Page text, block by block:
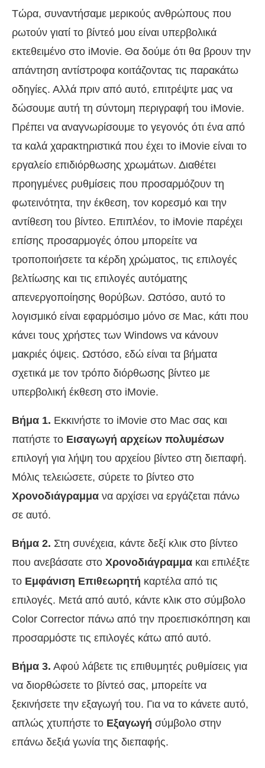
Τώρα, συναντήσαμε μερικούς ανθρώπους που
ρωτούν γιατί το βίντεό μου είναι υπερβολικά
εκτεθειμένο στο iMovie. Θα δούμε ότι θα βρουν την
απάντηση αντίστροφα κοιτάζοντας τις παρακάτω
οδηγίες. Αλλά πριν από αυτό, επιτρέψτε μας να
δώσουμε αυτή τη σύντομη περιγραφή του iMovie.
Πρέπει να αναγνωρίσουμε το γεγονός ότι ένα από
τα καλά χαρακτηριστικά που έχει το iMovie είναι το
εργαλείο επιδιόρθωσης χρωμάτων. Διαθέτει
προηγμένες ρυθμίσεις που προσαρμόζουν τη
φωτεινότητα, την έκθεση, τον κορεσμό και την
αντίθεση του βίντεο. Επιπλέον, το iMovie παρέχει
επίσης προσαρμογές όπου μπορείτε να
τροποποιήσετε τα κέρδη χρώματος, τις επιλογές
βελτίωσης και τις επιλογές αυτόματης
απενεργοποίησης θορύβων. Ωστόσο, αυτό το
λογισμικό είναι εφαρμόσιμο μόνο σε Mac, κάτι που
κάνει τους χρήστες των Windows να κάνουν
μακριές όψεις. Ωστόσο, εδώ είναι τα βήματα
σχετικά με τον τρόπο διόρθωσης βίντεο με
υπερβολική έκθεση στο iMovie.
Βήμα 1. Εκκινήστε το iMovie στο Mac σας και
πατήστε το Εισαγωγή αρχείων πολυμέσων
επιλογή για λήψη του αρχείου βίντεο στη διεπαφή.
Μόλις τελειώσετε, σύρετε το βίντεο στο
Χρονοδιάγραμμα να αρχίσει να εργάζεται πάνω
σε αυτό.
Βήμα 2. Στη συνέχεια, κάντε δεξί κλικ στο βίντεο
που ανεβάσατε στο Χρονοδιάγραμμα και επιλέξτε
το Εμφάνιση Επιθεωρητή καρτέλα από τις
επιλογές. Μετά από αυτό, κάντε κλικ στο σύμβολο
Color Corrector πάνω από την προεπισκόπηση και
προσαρμόστε τις επιλογές κάτω από αυτό.
Βήμα 3. Αφού λάβετε τις επιθυμητές ρυθμίσεις για
να διορθώσετε το βίντεό σας, μπορείτε να
ξεκινήσετε την εξαγωγή του. Για να το κάνετε αυτό,
απλώς χτυπήστε το Εξαγωγή σύμβολο στην
επάνω δεξιά γωνία της διεπαφής.